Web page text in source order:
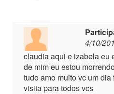
4/10/
claudia aqui e izabela eu
de mim eu estou
tudo amo muito vc um
visita para todos vcs